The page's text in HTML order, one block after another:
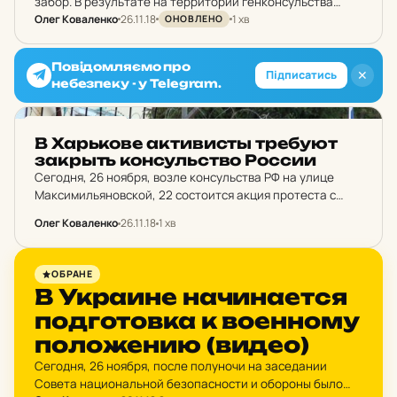
вспыхнул пожар. Также, активисты зажгли шины.
Олег Коваленко26.11.18 ОНОВЛЕНО 1 хв
✕
Повідомляємо про
небезпеку - у Telegram.
Підписатись
В Харь­ко­ве ак­ти­висты тре­бу­ют
закрыть кон­суль­ство России
Сегодня, 26 ноября, возле консульства РФ на улице
Максимильяновской, 22 состоится акция протеста с
Олег Коваленко26.11.181 хв
НОВИНИ ХАРКОВА
ОБРАНЕ
В Ук­ра­и­не на­чи­на­ет­ся
под­го­тов­ка к во­ен­но­му
по­ло­же­нию (видео)
Сегодня, 26 ноября, после полуночи на заседании
Совета национальной безопасности и обороны было